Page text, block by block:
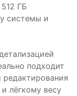
ГБ
системы и
подходит
лёгкому весу